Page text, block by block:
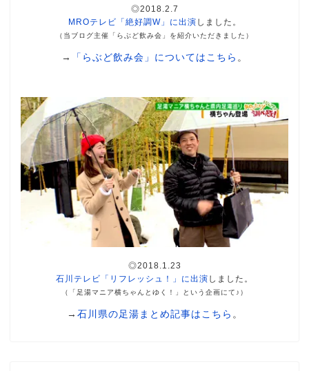
◎2018.2.7
MROテレビ「絶好調W」に出演 しました。
（当ブログ主催「らぶど飲み会」を紹介いただきました）
→ 「らぶど飲み会」についてはこちら 。
◎2018.1.23
石川テレビ「リフレッシュ！」に出演 しました。
（「足湯マニア横ちゃんとゆく！」という企画にて♪）
→ 石川県の足湯まとめ記事はこちら 。